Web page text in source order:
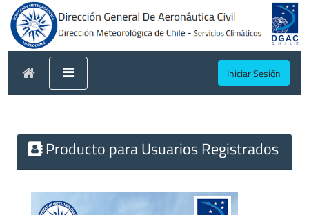
Iniciar Sesión
Producto para Usuarios Registrados